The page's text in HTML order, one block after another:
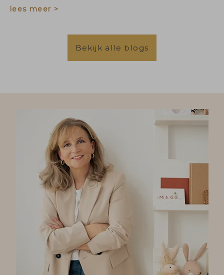
felicitaties binnen en komt het kraambezoek op
lees meer >
Bekijk alle blogs